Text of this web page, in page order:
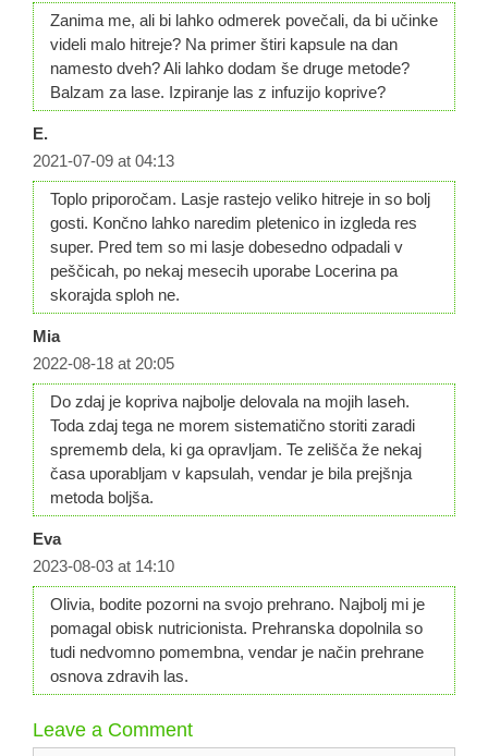
Zanima me, ali bi lahko odmerek povečali, da bi učinke
videli malo hitreje? Na primer štiri kapsule na dan
namesto dveh? Ali lahko dodam še druge metode?
Balzam za lase. Izpiranje las z infuzijo koprive?
E.
2021-07-09 at 04:13
Toplo priporočam. Lasje rastejo veliko hitreje in so bolj
gosti. Končno lahko naredim pletenico in izgleda res
super. Pred tem so mi lasje dobesedno odpadali v
peščicah, po nekaj mesecih uporabe Locerina pa
skorajda sploh ne.
Mia
2022-08-18 at 20:05
Do zdaj je kopriva najbolje delovala na mojih laseh.
Toda zdaj tega ne morem sistematično storiti zaradi
sprememb dela, ki ga opravljam. Te zelišča že nekaj
časa uporabljam v kapsulah, vendar je bila prejšnja
metoda boljša.
Eva
2023-08-03 at 14:10
Olivia, bodite pozorni na svojo prehrano. Najbolj mi je
pomagal obisk nutricionista. Prehranska dopolnila so
tudi nedvomno pomembna, vendar je način prehrane
osnova zdravih las.
Leave a Comment